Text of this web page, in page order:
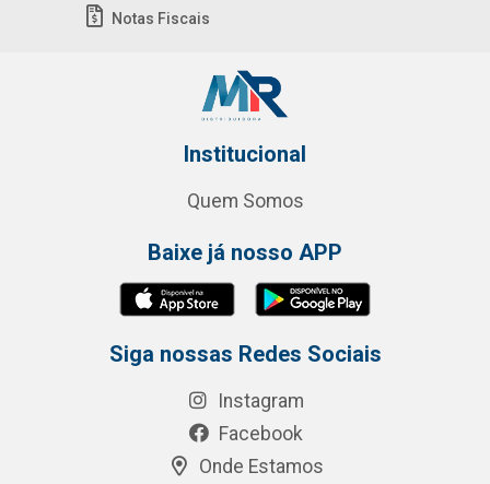
Notas Fiscais
Institucional
Quem Somos
Baixe já nosso APP
Siga nossas Redes Sociais
Instagram
Facebook
Onde Estamos